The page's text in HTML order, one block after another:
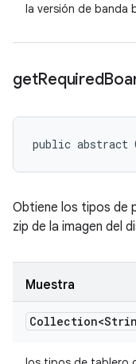
la versión de banda
getRequired
public abstract
Obtiene los tipos de
zip de la imagen del
Muestra